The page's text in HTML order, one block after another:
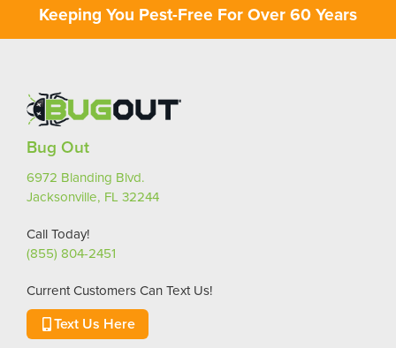
Keeping You Pest-Free For Over 60 Years
Bug Out
6972 Blanding Blvd.
Jacksonville, FL 32244
Call Today!
(855) 804-2451
Current Customers Can Text Us!
Text Us Here